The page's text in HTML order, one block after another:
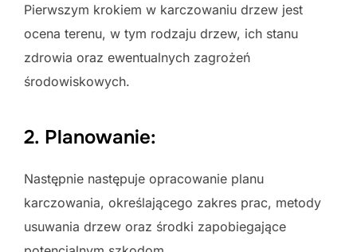
Pierwszym krokiem w karczowaniu drzew jest
ocena terenu, w tym rodzaju drzew, ich stanu
zdrowia oraz ewentualnych zagrożeń
środowiskowych.
2. Planowanie:
Następnie następuje opracowanie planu
karczowania, określającego zakres prac, metody
usuwania drzew oraz środki zapobiegające